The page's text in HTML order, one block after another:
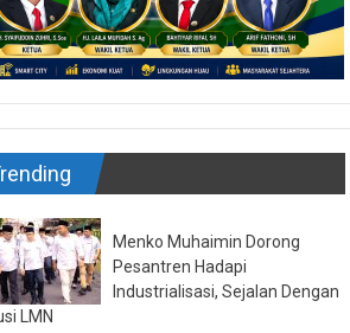
Menko Muhaimin Dorong
Pesantren Hadapi
Industrialisasi, Sejalan Dengan
LMN